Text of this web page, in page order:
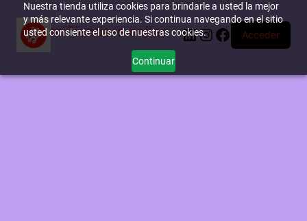
Nuestra tienda utiliza cookies para brindarle a usted la mejor
y más relevante experiencia. Si continua navegando en el sitio
usted consiente el uso de nuestras cookies.
Continuar
miTienda-e.online LinkedIn
Instagram
Facebook
Acceder